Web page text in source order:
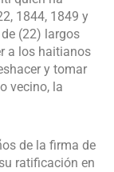
1844, 1849 y
(22) largos
a los haitianos
y tomar
vecino, la
de la firma de
ratificación en